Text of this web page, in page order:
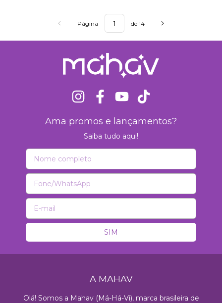
Página de 14
Ama promos e lançamentos?
Saiba tudo aqui!
A MAHAV
Olá! Somos a Mahav (Má-Há-Vi), marca brasileira de